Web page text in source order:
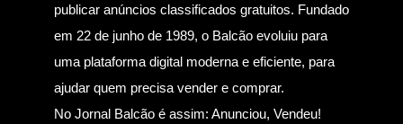
publicar anúncios classificados gratuitos. Fundado
em 22 de junho de 1989, o Balcão evoluiu para
uma plataforma digital moderna e eficiente, para
ajudar quem precisa vender e comprar.
No Jornal Balcão é assim: Anunciou, Vendeu!